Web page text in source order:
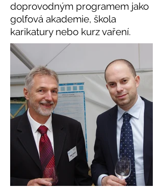
doprovodným programem jako
golfová akademie, škola
karikatury nebo kurz vaření.